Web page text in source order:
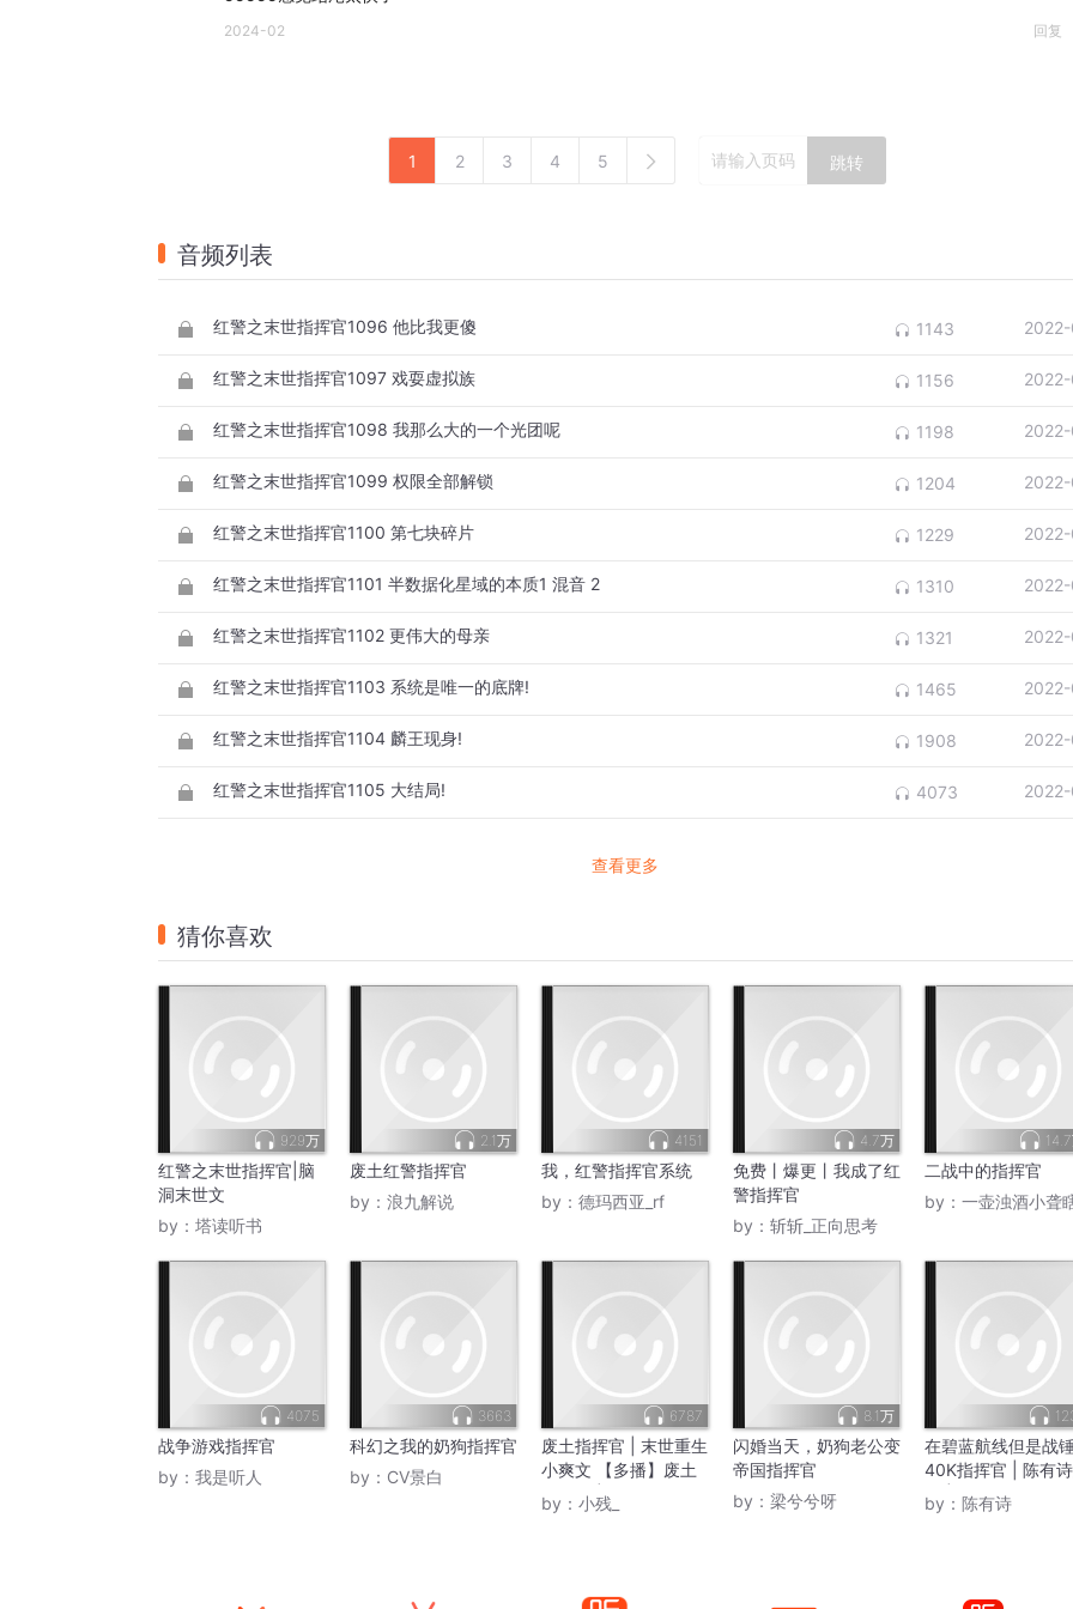
2024-02 回复
1 2 3 4 5 跳转
音频列表
红警之末世指挥官1096 他比我更傻 1143
红警之末世指挥官1097 戏耍虚拟族 1156
红警之末世指挥官1098 我那么大的一个光团呢 1198
红警之末世指挥官1099 权限全部解锁 1204
红警之末世指挥官1100 第七块碎片 1229
红警之末世指挥官1101 半数据化星域的本质1 混音 2 1310
红警之末世指挥官1102 更伟大的母亲 1321
红警之末世指挥官1103 系统是唯一的底牌! 1465
红警之末世指挥官1104 麟王现身! 1908
红警之末世指挥官1105 大结局! 4073
查看更多
猜你喜欢
929万
红警之末世指挥官|脑
洞末世文
by： 塔读听书
2.1万
废土红警指挥官
by： 浪九解说
4151
我，红警指挥官系统
by： 德玛西亚_rf
4.7万
免费丨爆更丨我成了红
警指挥官
by： 斩斩_正向思考
二战中的指挥官
by： 一壶浊酒小聋
4075
战争游戏指挥官
by： 我是听人
3663
科幻之我的奶狗指挥官
by： CV景白
6787
废土指挥官 | 末世重生
小爽文 【多播】废土
指挥官 |我的能力震惊
全球
by： 小残_
8.1万
闪婚当天，奶狗老公变
帝国指挥官
by： 梁兮兮呀
在碧蓝航线但是战
40K指挥官 | 陈有
播 | 一个舰娘们和指
官幻想传奇
by： 陈有诗